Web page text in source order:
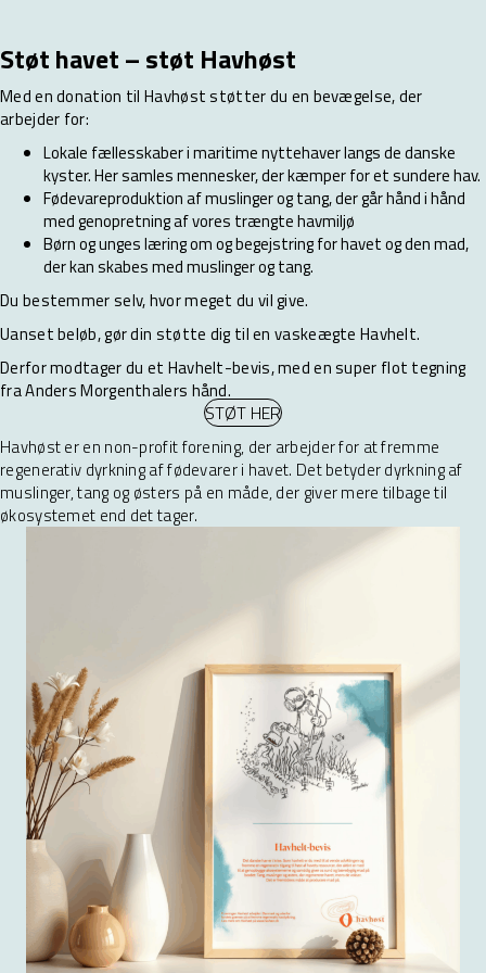
Støt havet – støt Havhøst
Med en donation til Havhøst støtter du en bevægelse, der
arbejder for:
Lokale fællesskaber i maritime nyttehaver langs de danske
kyster. Her samles mennesker, der kæmper for et sundere hav.
Fødevareproduktion af muslinger og tang, der går hånd i hånd
med genopretning af vores trængte havmiljø
Børn og unges læring om og begejstring for havet og den mad,
der kan skabes med muslinger og tang.
Du bestemmer selv, hvor meget du vil give.
Uanset beløb, gør din støtte dig til en vaskeægte Havhelt.
Derfor modtager du et Havhelt-bevis, med en super flot tegning
fra Anders Morgenthalers hånd.
STØT HER
Havhøst er en non-profit forening, der arbejder for at fremme
regenerativ dyrkning af fødevarer i havet. Det betyder dyrkning af
muslinger, tang og østers på en måde, der giver mere tilbage til
økosystemet end det tager.